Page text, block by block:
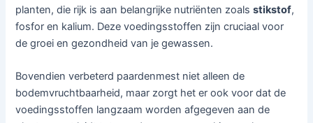
planten, die rijk is aan belangrijke nutriënten zoalsstikstof,
fosfor en kalium. Deze voedingsstoffen zijn cruciaal voor
de groei en gezondheid van je gewassen.
Bovendien verbeterd paardenmest niet alleen de
bodemvruchtbaarheid, maar zorgt het er ook voor dat de
voedingsstoffen langzaam worden afgegeven aan de